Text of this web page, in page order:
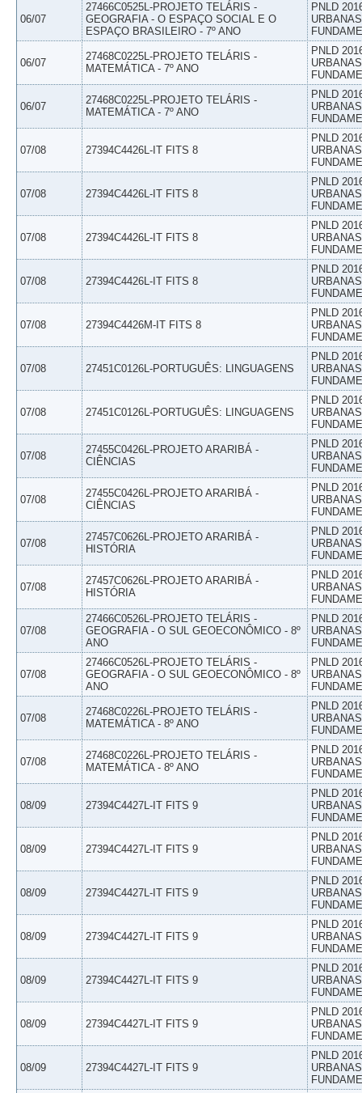
06/07
27466C0525L-PROJETO TELÁRIS -
GEOGRAFIA - O ESPAÇO SOCIAL E O
ESPAÇO BRASILEIRO - 7º ANO
PNLD
06/07
27468C0225L-PROJETO TELÁRIS -
MATEMÁTICA - 7º ANO
PNLD
06/07
27468C0225L-PROJETO TELÁRIS -
MATEMÁTICA - 7º ANO
PNLD
07/08 27394C4426L-IT FITS 8
PNLD
07/08 27394C4426L-IT FITS 8
PNLD
07/08 27394C4426L-IT FITS 8
PNLD
07/08 27394C4426L-IT FITS 8
PNLD
07/08 27394C4426M-IT FITS 8
PNLD
07/08 27451C0126L-PORTUGUÊS: LINGUAGENS
PNLD
07/08 27451C0126L-PORTUGUÊS: LINGUAGENS
PNLD
07/08
27455C0426L-PROJETO ARARIBÁ -
CIÊNCIAS
PNLD
07/08
27455C0426L-PROJETO ARARIBÁ -
CIÊNCIAS
PNLD
07/08
27457C0626L-PROJETO ARARIBÁ -
HISTÓRIA
PNLD
07/08
27457C0626L-PROJETO ARARIBÁ -
HISTÓRIA
PNLD
07/08
27466C0526L-PROJETO TELÁRIS -
GEOGRAFIA - O SUL GEOECONÔMICO - 8º
ANO
PNLD
07/08
27466C0526L-PROJETO TELÁRIS -
GEOGRAFIA - O SUL GEOECONÔMICO - 8º
ANO
PNLD
07/08
27468C0226L-PROJETO TELÁRIS -
MATEMÁTICA - 8º ANO
PNLD
07/08
27468C0226L-PROJETO TELÁRIS -
MATEMÁTICA - 8º ANO
PNLD
08/09 27394C4427L-IT FITS 9
PNLD
08/09 27394C4427L-IT FITS 9
PNLD
08/09 27394C4427L-IT FITS 9
PNLD
08/09 27394C4427L-IT FITS 9
PNLD
08/09 27394C4427L-IT FITS 9
PNLD
08/09 27394C4427L-IT FITS 9
PNLD
08/09 27394C4427L-IT FITS 9
PNLD